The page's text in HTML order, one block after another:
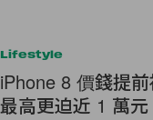
Lifestyle
iPhone 8 價錢提
最高更迫近 1 萬元